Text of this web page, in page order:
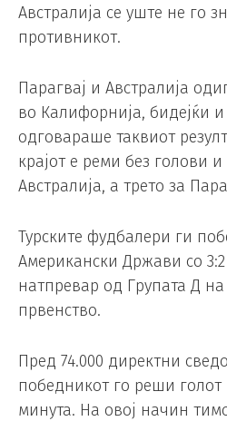
Австралија се уште не го
противникот.
Парагвај и Австралија
во Калифорнија, бидејќи
одговараше таквиот
крајот е реми без голови
Австралија, а трето за
Турските фудбалери ги
Американски Држави со
натпревар од Групата Д на
првенство.
Пред 74.000 директни
победникот го реши голот
минута. На овој начин